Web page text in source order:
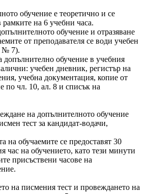
обучение е теоретично и се
на 6 учебни часа.
обучение и отразяване
от преподавателя се води учебен
№ 7).
обучение в учебния
учебен дневник, регистър на
учебна документация, копие от
по чл. 10, ал. 8 и списък на
на допълнителното обучение
тест за кандидат-водачи,
на обучаемите се предоставят 30
час на обучението, като тези минути
присъствени часове на
на писмения тест и провеждането на